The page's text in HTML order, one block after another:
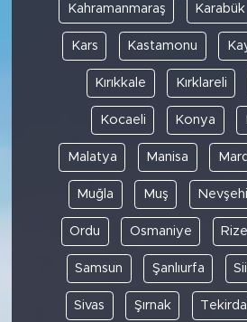
Kahramanmaraş Karabük
Kars Kastamonu
Kırıkkale Kırklareli
Kocaeli Konya
Malatya Manisa
Muğla Muş
Ordu Osmaniye Rize
Samsun Şanlıurfa
Sivas Şırnak